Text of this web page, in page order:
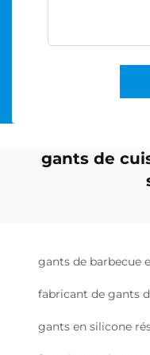
gants de
gants de barbecue
fabricant de gants
gants en silicone